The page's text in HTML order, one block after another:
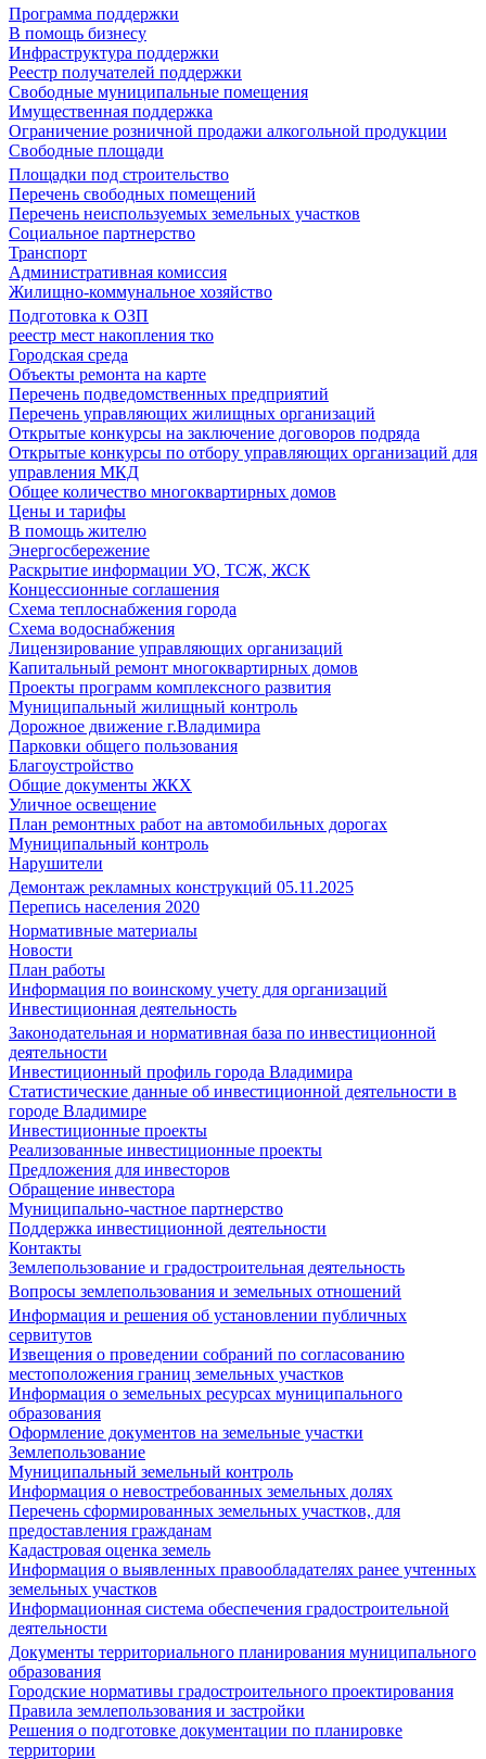
Программа поддержки
В помощь бизнесу
Инфраструктура поддержки
Реестр получателей поддержки
Свободные муниципальные помещения
Имущественная поддержка
Ограничение розничной продажи алкогольной продукции
Свободные площади
Площадки под строительство
Перечень свободных помещений
Перечень неиспользуемых земельных участков
Социальное партнерство
Транспорт
Административная комиссия
Жилищно-коммунальное хозяйство
Подготовка к ОЗП
реестр мест накопления тко
Городская среда
Объекты ремонта на карте
Перечень подведомственных предприятий
Перечень управляющих жилищных организаций
Открытые конкурсы на заключение договоров подряда
Открытые конкурсы по отбору управляющих организаций для
управления МКД
Общее количество многоквартирных домов
Цены и тарифы
В помощь жителю
Энергосбережение
Раскрытие информации УО, ТСЖ, ЖСК
Концессионные соглашения
Схема теплоснабжения города
Схема водоснабжения
Лицензирование управляющих организаций
Капитальный ремонт многоквартирных домов
Проекты программ комплексного развития
Муниципальный жилищный контроль
Дорожное движение г.Владимира
Парковки общего пользования
Благоустройство
Общие документы ЖКХ
Уличное освещение
План ремонтных работ на автомобильных дорогах
Муниципальный контроль
Нарушители
Демонтаж рекламных конструкций 05.11.2025
Перепись населения 2020
Нормативные материалы
Новости
План работы
Информация по воинскому учету для организаций
Инвестиционная деятельность
Законодательная и нормативная база по инвестиционной
деятельности
Инвестиционный профиль города Владимира
Статистические данные об инвестиционной деятельности в
городе Владимире
Инвестиционные проекты
Реализованные инвестиционные проекты
Предложения для инвесторов
Обращение инвестора
Муниципально-частное партнерство
Поддержка инвестиционной деятельности
Контакты
Землепользование и градостроительная деятельность
Вопросы землепользования и земельных отношений
Информация и решения об установлении публичных
сервитутов
Извещения о проведении собраний по согласованию
местоположения границ земельных участков
Информация о земельных ресурсах муниципального
образования
Оформление документов на земельные участки
Землепользование
Муниципальный земельный контроль
Информация о невостребованных земельных долях
Перечень сформированных земельных участков, для
предоставления гражданам
Кадастровая оценка земель
Информация о выявленных правообладателях ранее учтенных
земельных участков
Информационная система обеспечения градостроительной
деятельности
Документы территориального планирования муниципального
образования
Городские нормативы градостроительного проектирования
Правила землепользования и застройки
Решения о подготовке документации по планировке
территории